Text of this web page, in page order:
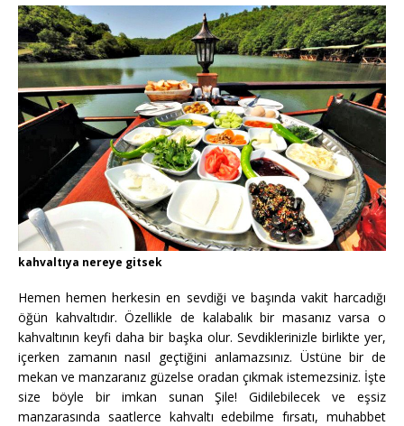
kahvaltıya nereye gitsek
Hemen hemen herkesin en sevdiği ve başında vakit harcadığı
öğün kahvaltıdır. Özellikle de kalabalık bir masanız varsa o
kahvaltının keyfi daha bir başka olur. Sevdiklerinizle birlikte yer,
içerken zamanın nasıl geçtiğini anlamazsınız. Üstüne bir de
mekan ve manzaranız güzelse oradan çıkmak istemezsiniz. İşte
size böyle bir imkan sunan Şile! Gidilebilecek ve eşsiz
manzarasında saatlerce kahvaltı edebilme fırsatı, muhabbet